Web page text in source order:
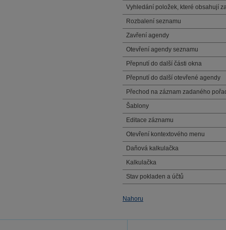
Vyhledání položek, které obsahují
Rozbalení seznamu
Zavření agendy
Otevření agendy seznamu
Přepnutí do další části okna
Přepnutí do další otevřené agendy
Přechod na záznam zadaného
Šablony
Editace záznamu
Otevření kontextového menu
Daňová kalkulačka
Kalkulačka
Stav pokladen a účtů
Nahoru